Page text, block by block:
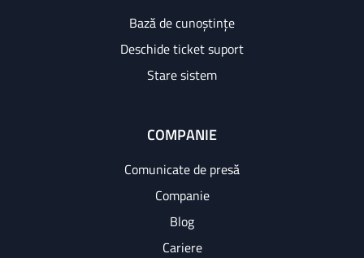
Bază de cunoștințe
Deschide ticket suport
Stare sistem
COMPANIE
Comunicate de presă
Companie
Blog
Cariere